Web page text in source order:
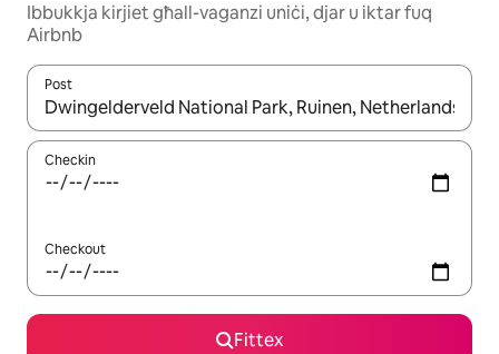
Ibbukkja kirjiet għall-vaganzi uniċi, djar u iktar fuq
Airbnb
Post
Meta r-riżultati jkunu disponibbli, tista' tmur minn riżultat
Checkin
Checkout
Fittex